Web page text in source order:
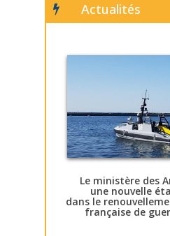
Actualités
Le ministère des
une nouvelle
dans le
française de